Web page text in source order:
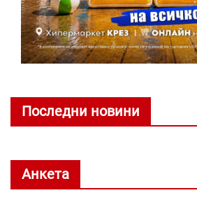
Последни новини
Анкета